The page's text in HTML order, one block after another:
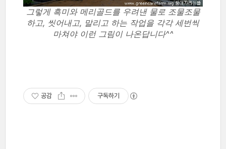
그렇게 흑미와 메리골드를 우려낸 물로 조물조물
하고, 씻어내고, 말리고 하는 작업을 각각 세번씩
마쳐야 이런 그림이 나온답니다^^
공감 구독하기